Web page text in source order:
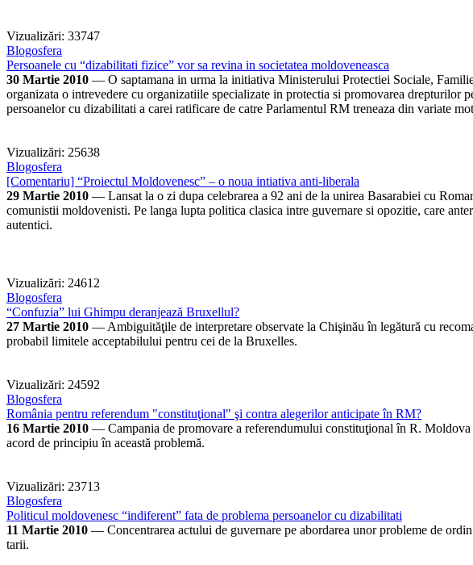
Vizualizări: 33747
Blogosfera
Persoanele cu “dizabilitati fizice” vor sa revina in societatea moldoveneasca
30 Martie 2010 — O saptamana in urma la initiativa Ministerului Protectiei Sociale,
organizata o intrevedere cu organizatiile specializate in protectia si promovarea
persoanelor cu dizabilitati a carei ratificare de catre Parlamentul RM treneaza din variate
Vizualizări: 25638
Blogosfera
[Comentariu] “Proiectul Moldovenesc” – o noua intiativa anti-liberala
29 Martie 2010 — Lansat la o zi dupa celebrarea a 92 ani de la unirea Basarabiei cu
comunistii moldovenisti. Pe langa lupta politica clasica intre guvernare si opozitie, care
autentici.
Vizualizări: 24612
Blogosfera
“Confuzia” lui Ghimpu deranjează Bruxellul?
27 Martie 2010 — Ambiguităţile de interpretare observate la Chişinău în legătură cu
probabil limitele acceptabilului pentru cei de la Bruxelles.
Vizualizări: 24592
Blogosfera
România pentru referendum "constituţional" şi contra alegerilor anticipate în RM?
16 Martie 2010 — Campania de promovare a referendumului constituţional în R.
acord de principiu în această problemă.
Vizualizări: 23713
Blogosfera
Politicul moldovenesc “indiferent” fata de problema persoanelor cu dizabilitati
11 Martie 2010 — Concentrarea actului de guvernare pe abordarea unor probleme de
tarii.